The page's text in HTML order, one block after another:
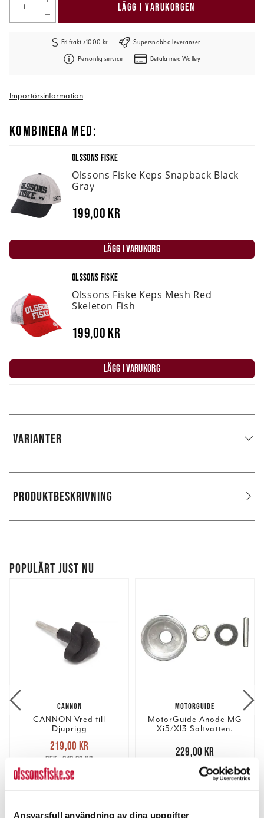
Ansvarsfull användning av dina uppgifter
LÄGG I VARUKORGEN
Fri frakt >1000 kr Supersnabba leveranser
Personlig service Betala med Walley
Importörsinformation
KOMBINERA MED:
OLSSONS FISKE
Olssons Fiske Keps Snapback Black
Gray
199,00 kr
LÄGG I VARUKORG
OLSSONS FISKE
Olssons Fiske Keps Mesh Red
Skeleton Fish
199,00 kr
LÄGG I VARUKORG
VARIANTER
PRODUKTBESKRIVNING
POPULÄRT JUST NU
CANNON
CANNON Vred till
Djuprigg
Nuvarande pris
219,00 krTidigare pris
219,00 kr
240,00 kr
2 ST
MOTORGUIDE
MotorGuide Anode MG
Xi5/XI3 Saltvatten.
229,00 kr
229,00 kr
1 ST